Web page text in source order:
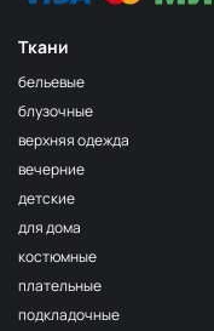
Ткани
бельевые
блузочные
верхняя одежда
вечерние
детские
для дома
костюмные
плательные
подкладочные